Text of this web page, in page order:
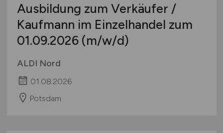
Ausbildung zum Verkäufer /
Kaufmann im Einzelhandel zum
01.09.2026 (m/w/d)
ALDI Nord
01.08.2026
Potsdam